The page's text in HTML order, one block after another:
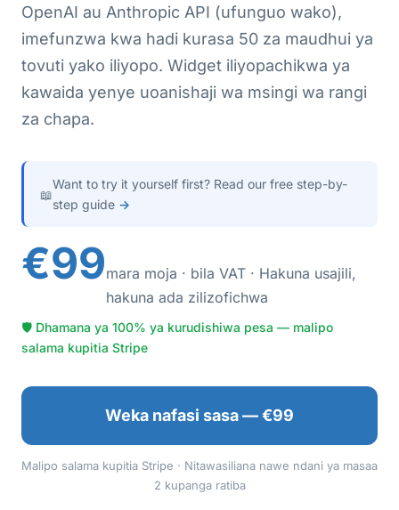
OpenAI au Anthropic API (ufunguo wako),
imefunzwa kwa hadi kurasa 50 za maudhui ya
tovuti yako iliyopo. Widget iliyopachikwa ya
kawaida yenye uoanishaji wa msingi wa rangi
za chapa.
📖
Want to try it yourself first? Read our free step-by-
step guide →
€99mara moja · bila VAT · Hakuna usajili,
hakuna ada zilizofichwa
🛡 Dhamana ya 100% ya kurudishiwa pesa — malipo
salama kupitia Stripe
Weka nafasi sasa — €99
Malipo salama kupitia Stripe · Nitawasiliana nawe ndani ya masaa
2 kupanga ratiba